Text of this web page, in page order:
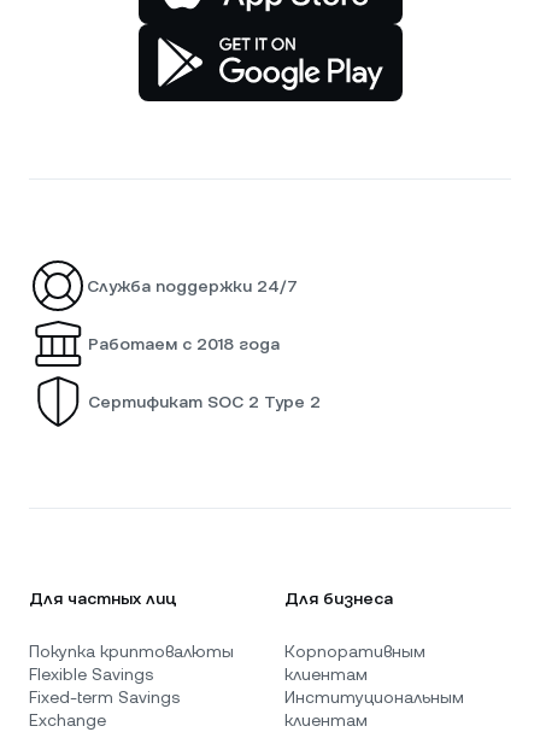
Служба поддержки 24/7
Работаем с 2018 года
Сертификат SOC 2 Type 2
Для частных лиц
Покупка криптовалюты
Flexible Savings
Fixed-term Savings
Exchange
Для бизнеса
Корпоративным
клиентам
Институциональным
клиентам